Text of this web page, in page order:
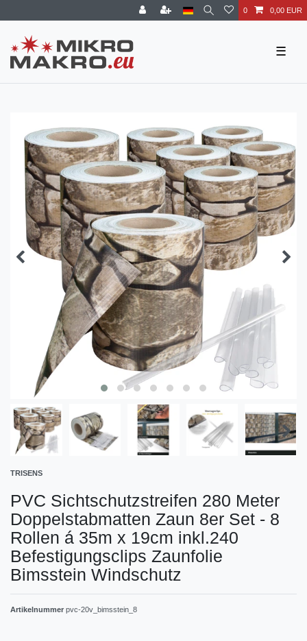
0 0,00 EUR
☰
TRISENS
PVC Sichtschutzstreifen 280 Meter
Doppelstabmatten Zaun 8er Set - 8
Rollen á 35m x 19cm inkl.240
Befestigungsclips Zaunfolie
Bimsstein Windschutz
Artikelnummer pvc-20v_bimsstein_8